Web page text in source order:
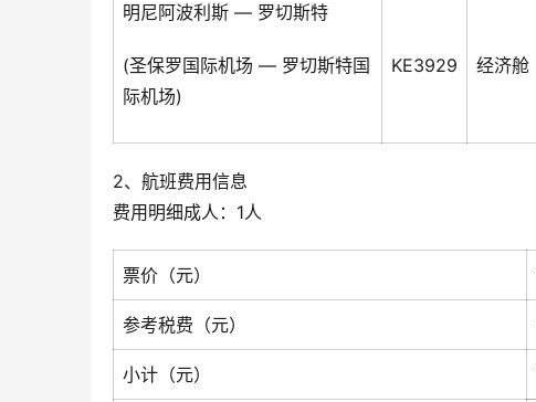
明尼阿波利斯 — 罗切斯特
(圣保罗国际机场 — 罗切斯特国
际机场)
KE3929 经济舱
2、航班费用信息
费用明细成人：1人
票价（元）
参考税费（元）
小计（元）